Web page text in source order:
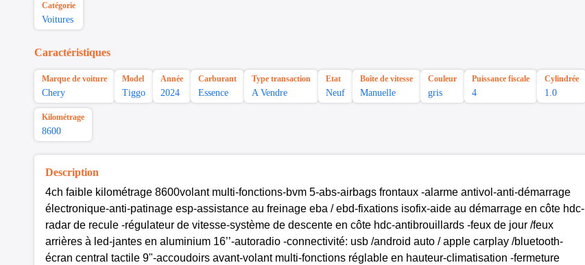
Catégorie
Voitures
Caractéristiques
Marque de voiture
Chery
Model
Tiggo
Année
2024
Carburant
Essence
Type transaction
A Vendre
Etat
Neuf
Boîte de vitesse
Manuelle
Couleur
gris
Puissance fiscale
4
Cylindrée
1.0
Kilométrage
8600
Description
4ch faible kilométrage 8600volant multi-fonctions-bvm 5-abs-airbags frontaux -alarme antivol-anti-démarrage
électronique-anti-patinage esp-assistance au freinage eba / ebd-fixations isofix-aide au démarrage en côte hdc-
radar de recule -régulateur de vitesse-système de descente en côte hdc-antibrouillards -feux de jour /feux
arrières à led-jantes en aluminium 16’’-autoradio -connectivité: usb /android auto / apple carplay /bluetooth-
écran central tactile 9"-accoudoirs avant-volant multi-fonctions réglable en hauteur-climatisation -fermeture